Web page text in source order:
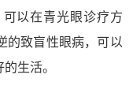
以在青光眼诊疗方
的致盲性眼病，可以
生活。